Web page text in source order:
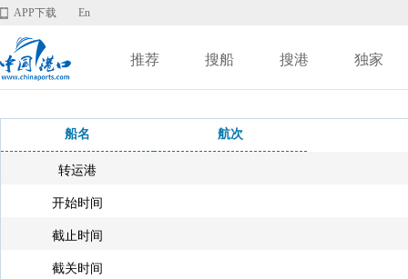
APP下载 En
推荐 搜船 搜港 独家
船名 航次
转运港
开始时间
截止时间
截关时间